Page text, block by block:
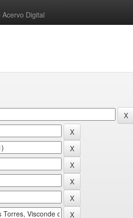
Digital